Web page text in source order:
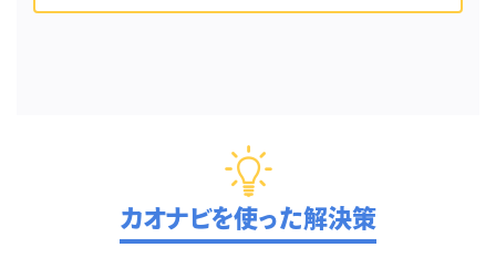
カオナビを使った解決策